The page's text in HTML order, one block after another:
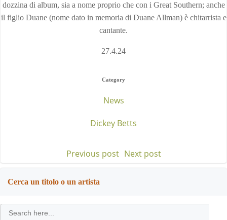
dozzina di album, sia a nome proprio che con i Great Southern; anche
il figlio Duane (nome dato in memoria di Duane Allman) è chitarrista e
cantante.
27.4.24
Category
News
Dickey Betts
Post
navigation
Previous post Post
Next post
Cerca un titolo o un artista
Search
for: